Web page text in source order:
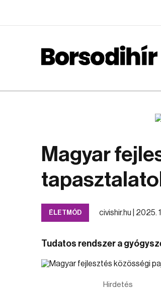
Magyar
ÉLETMÓD civishir.hu | 2025.
Tudatos rendszer a
Hirdetés